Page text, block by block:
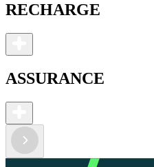
RECHARGE
ASSURANCE